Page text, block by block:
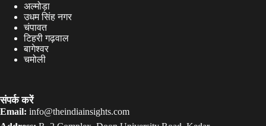
अल्मोड़ा
उधम सिंह नगर
चंपावत
टिहरी गढ़वाल
बागेश्वर
चमोली
संपर्क करें
Email: info@theindiainsights.com